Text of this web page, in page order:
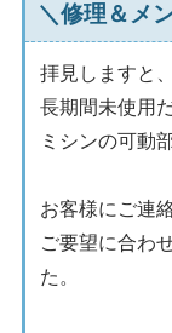
＼修理＆メ
拝見しますと、
長期間未使用
ミシンの可動
お客様にご連絡
ご要望に合わ
た。